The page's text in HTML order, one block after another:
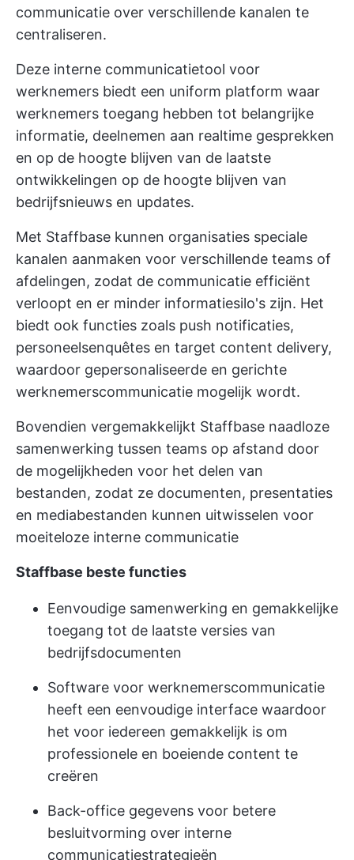
communicatie over verschillende kanalen te
centraliseren.
Deze interne communicatietool voor
werknemers biedt een uniform platform waar
werknemers toegang hebben tot belangrijke
informatie, deelnemen aan realtime gesprekken
en op de hoogte blijven van de laatste
ontwikkelingen op de hoogte blijven van
bedrijfsnieuws en updates.
Met Staffbase kunnen organisaties speciale
kanalen aanmaken voor verschillende teams of
afdelingen, zodat de communicatie efficiënt
verloopt en er minder informatiesilo's zijn. Het
biedt ook functies zoals push notificaties,
personeelsenquêtes en target content delivery,
waardoor gepersonaliseerde en gerichte
werknemerscommunicatie mogelijk wordt.
Bovendien vergemakkelijkt Staffbase naadloze
samenwerking tussen teams op afstand door
de mogelijkheden voor het delen van
bestanden, zodat ze documenten, presentaties
en mediabestanden kunnen uitwisselen voor
moeiteloze interne communicatie
Staffbase beste functies
Eenvoudige samenwerking en gemakkelijke
toegang tot de laatste versies van
bedrijfsdocumenten
Software voor werknemerscommunicatie
heeft een eenvoudige interface waardoor
het voor iedereen gemakkelijk is om
professionele en boeiende content te
creëren
Back-office gegevens voor betere
besluitvorming over interne
communicatiestrategieën